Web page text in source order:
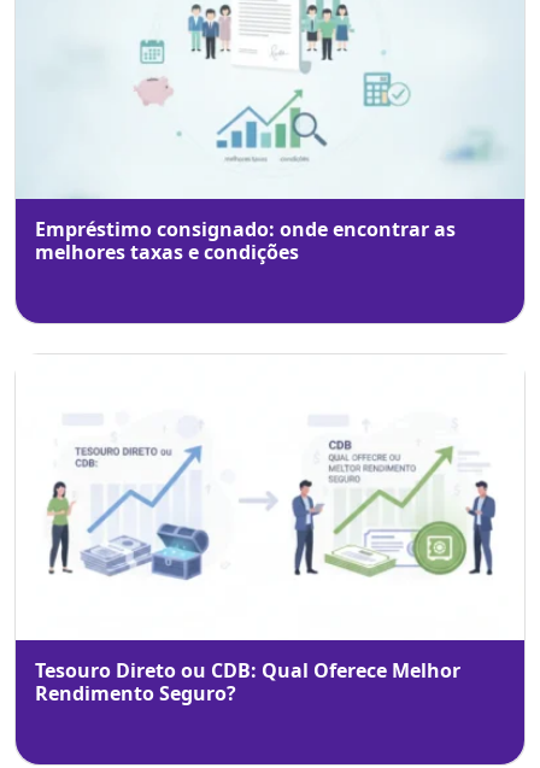
Empréstimo consignado: onde encontrar as
melhores taxas e condições
Tesouro Direto ou CDB: Qual Oferece Melhor
Rendimento Seguro?